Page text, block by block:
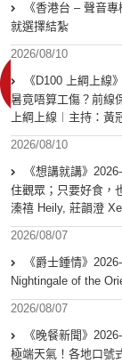
《香港台 – 聲音
就選擇結紮
2026/08/10
《D100 上綱上線
暑竟唔算工傷？前線
上綱上線︱主持：
2026/08/10
《想講就講》
住觀眾；只要好食，
溱禧 Heily, 莊韻澄
2026/08/07
《爵士鍾情》
Nightingale of the
2026/08/07
《晚餐新聞》
極端天氣！各地口號